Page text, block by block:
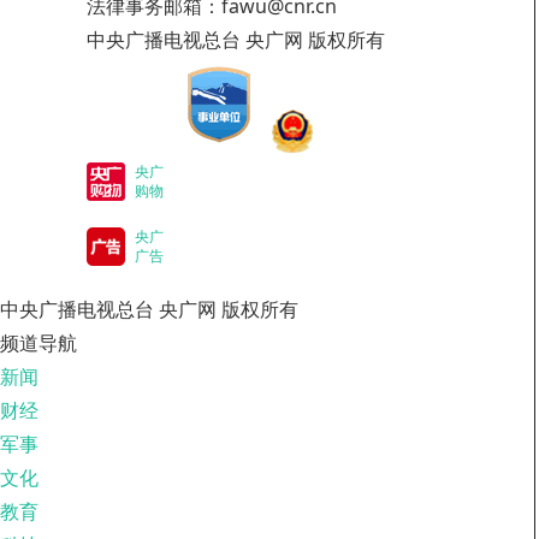
法律事务邮箱：fawu@cnr.cn
中央广播电视总台 央广网 版权所有
央广
购物
央广
广告
中央广播电视总台 央广网 版权所有
频道导航
新闻
财经
军事
文化
教育